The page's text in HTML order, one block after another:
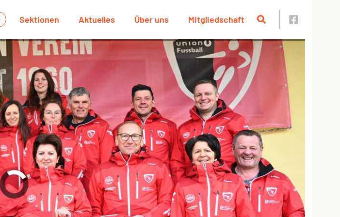
Sektionen Aktuelles Über uns Mitgliedschaft